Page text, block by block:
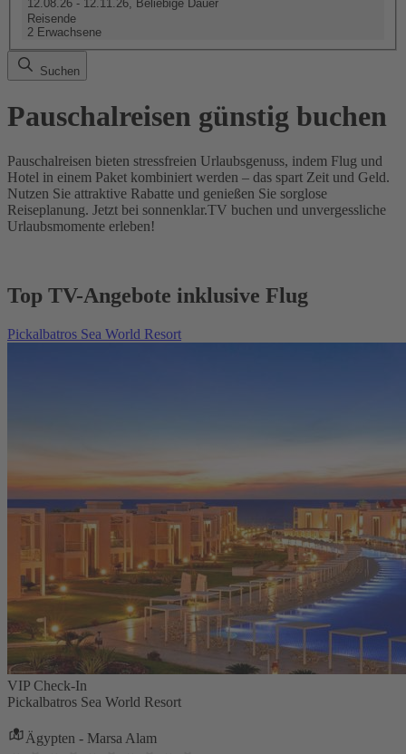
12.08.26 - 12.11.26, Beliebige Dauer
Reisende
2 Erwachsene
Suchen
Pauschalreisen günstig buchen
Pauschalreisen bieten stressfreien Urlaubsgenuss, indem Flug und
Hotel in einem Paket kombiniert werden – das spart Zeit und Geld.
Nutzen Sie attraktive Rabatte und genießen Sie sorglose
Reiseplanung. Jetzt bei sonnenklar.TV buchen und unvergessliche
Urlaubsmomente erleben!
Top TV-Angebote inklusive Flug
Pickalbatros Sea World Resort
VIP Check-In
Pickalbatros Sea World Resort
Ägypten - Marsa Alam